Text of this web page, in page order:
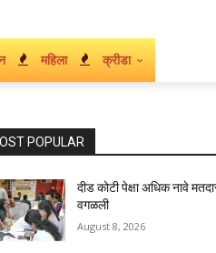
महिला क्रीडा
POPULAR
दीड कोटी पेक्षा अधिक नावे
वगळली
August 8, 2026